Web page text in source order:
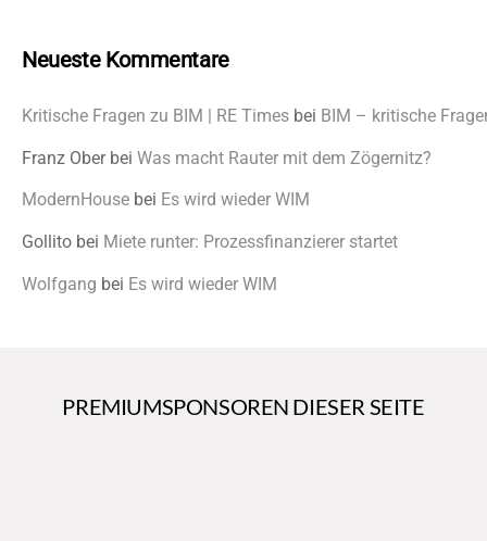
Neueste Kommentare
Kritische Fragen zu BIM | RE Times bei BIM – kritische
Franz Oberbei Was macht Rauter mit dem Zögernitz?
ModernHouse bei Es wird wieder WIM
Gollito bei Miete runter: Prozessfinanzierer startet
Wolfgang bei Es wird wieder WIM
PREMIUMSPONSOREN DIESER SEITE